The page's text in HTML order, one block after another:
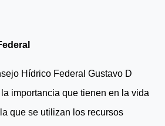
Hídrico Federal Gustavo D
importancia que tienen en la vida
que se utilizan los recursos